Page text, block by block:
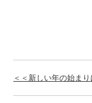
＜＜新しい年の始まり